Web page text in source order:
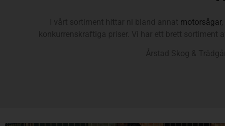
Skogs- ochmotorsågar,